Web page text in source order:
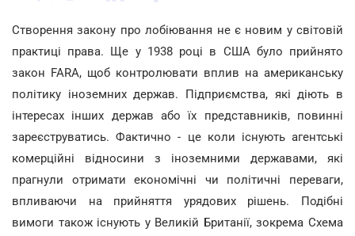
Створення закону про лобіювання не є новим у світовій
практиці права. Ще у 1938 році в США було прийнято
закон FARA, щоб контролювати вплив на американську
політику іноземних держав. Підприємства, які діють в
інтересах інших держав або їх представників, повинні
зареєструватись. Фактично - це коли існують агентські
комерційні відносини з іноземними державами, які
прагнули отримати економічні чи політичні переваги,
впливаючи на прийняття урядових рішень. Подібні
вимоги також існують у Великій Британії, зокрема Схема